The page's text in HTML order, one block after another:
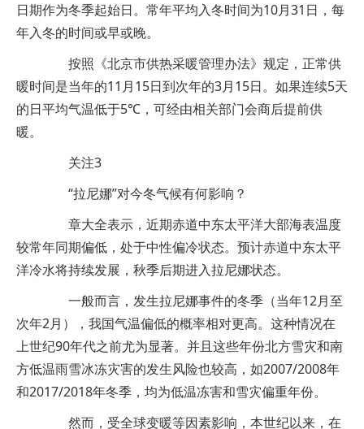
日期作为冬季起始日。常年平均入冬时间为10月31日，每
年入冬的时间或早或晚。
按照《北京市供热采暖管理办法》规定，正常供
暖时间是当年的11月15日到次年的3月15日。如果连续5天
的日平均气温低于5℃，可经由相关部门会商后提前供
暖。
关注3
“拉尼娜”对今冬气候有何影响？
章大全表示，近期赤道中东太平洋大部海表温度
较常年同期偏低，处于中性偏冷状态。预计赤道中东太平
洋冷水将持续发展，秋季后期进入拉尼娜状态。
一般而言，发生拉尼娜事件的冬季（当年12月至
次年2月），我国气温偏低的概率相对更高。这种情况在
上世纪90年代之前尤为显著。并且这些年份北方雪灾和南
方低温雨雪冰冻灾害的发生风险也较高，如2007/2008年
和2017/2018年冬季，均为低温冻害和雪灾偏重年份。
然而，受全球变暖等因素影响，本世纪以来，在